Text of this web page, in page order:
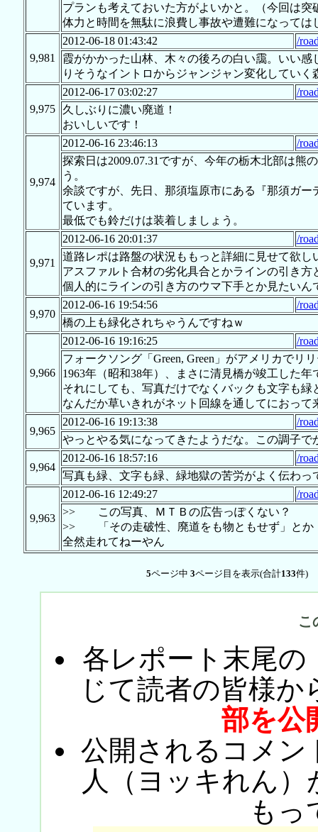
プランも考えておいた方がよいかと。（今回は
体力と時間を無駄に浪費し事故や遭難になって
9,981
2012-06-18 01:43:42
/
霞がかかった山林、木々の後ろの白い靄。いい
りそうなイントロからジャンジャン変化してい
9,975
2012-06-17 03:02:27
/
久しぶりに濃い廃道！
おいしいです！
9,974
2012-06-16 23:46:13
/
探索日は2009.07.31ですが、今年の栃木北部は熊
う。
余談ですが、先日、那須塩原市にある『那須ガ
ています。
最低でも鈴だけは装着しましょう。
9,971
2012-06-16 20:01:37
/
道路レポは路盤の状況ももっと詳細に見せて欲し
アスファルト合材の劣化具合とかラインの引き方
個人的にラインの引き方のウマ下手とか見たいん
9,970
2012-06-16 19:54:56
/
橋の上も緑化されちゃうんですねｗ
9,966
2012-06-16 19:16:25
/
フォークソング「Green, Green」がアメリカでリ
1963年（昭和38年）、まさに清見橋が竣工した年
それにしても、写真だけでなくバックも文字も緑
なんだか草いきれがネット回線を通してにおって
9,965
2012-06-16 19:13:38
/
やっとやる気になってきたようだな。この調子で
9,964
2012-06-16 18:57:16
/
写真も緑、文字も緑、緑地獄の苦労がよく伝わっ
9,963
2012-06-16 12:49:27
/
>> この写真、ＭＴＢの広告っぽくない？
>> 「その走破性、廃道をも物ともせず」とか
全然走れてねーやん
5ページ中 3ページ目を表示(合計133件)
こ
各レポート末尾の
じて読者の皆様か
部を公
公開されるコメン
人（ヨッキれん
もっ